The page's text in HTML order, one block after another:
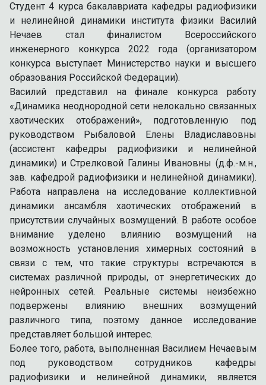
Студент 4 курса бакалавриата кафедры радиофизики
и нелинейной динамики института физики Василий
Нечаев стал финалистом Всероссийского
инженерного конкурса 2022 года (организатором
конкурса выступает Министерство науки и высшего
образования Российской Федерации).
Василий представил на финале конкурса работу
«Динамика неоднородной сети нелокально связанных
хаотических отображений», подготовленную под
руководством Рыбаловой Елены Владиславовны
(ассистент кафедры радиофизики и нелинейной
динамики) и Стрелковой Галины Ивановны (д.ф.-м.н.,
зав. кафедрой радиофизики и нелинейной динамики).
Работа направлена на исследование коллективной
динамики ансамбля хаотических отображений в
присутствии случайных возмущений. В работе особое
внимание уделено влиянию возмущений на
возможность установления химерных состояний в
связи с тем, что такие структуры встречаются в
системах различной природы, от энергетических до
нейронных сетей. Реальные системы неизбежно
подвержены влиянию внешних возмущений
различного типа, поэтому данное исследование
представляет большой интерес.
Более того, работа, выполненная Василием Нечаевым
под руководством сотрудников кафедры
радиофизики и нелинейной динамики, является